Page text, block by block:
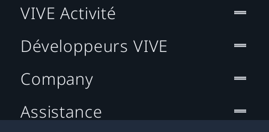
VIVE Activité
Développeurs VIVE
Company
Assistance